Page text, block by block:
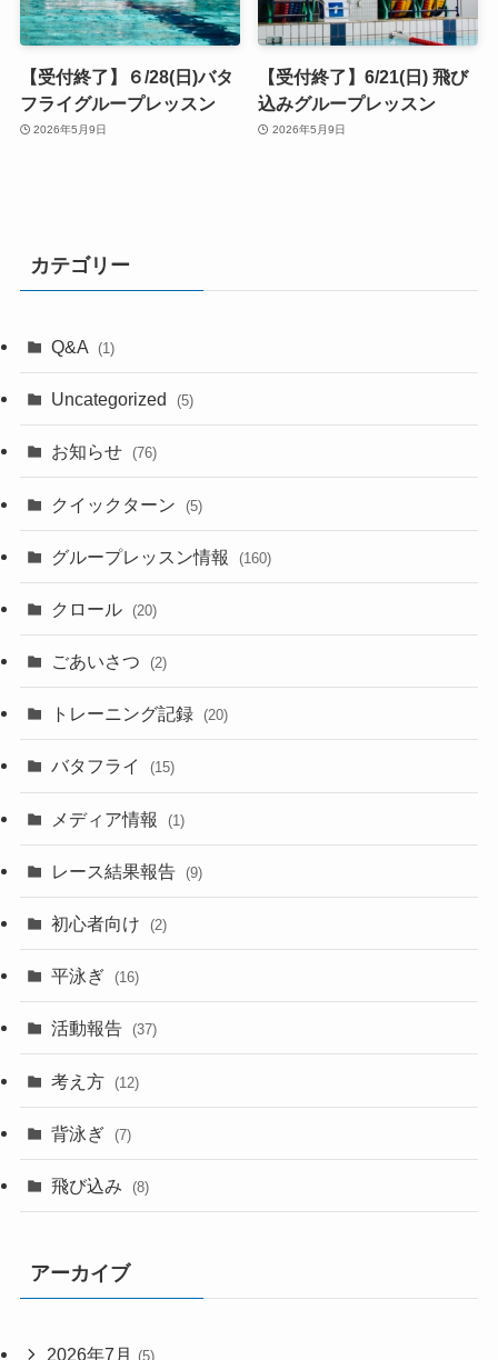
【受付終了】６/28(日)バタ
フライグループレッスン
2026年5月9日
【受付終了】6/21(日) 飛び
込みグループレッスン
2026年5月9日
カテゴリー
Q&A (1)
Uncategorized (5)
お知らせ (76)
クイックターン (5)
グループレッスン情報 (160)
クロール (20)
ごあいさつ (2)
トレーニング記録 (20)
バタフライ (15)
メディア情報 (1)
レース結果報告 (9)
初心者向け (2)
平泳ぎ (16)
活動報告 (37)
考え方 (12)
背泳ぎ (7)
飛び込み (8)
アーカイブ
2026年7月 (5)